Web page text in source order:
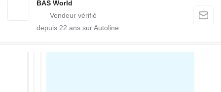
BAS World
depuis 22 ans sur Autoline